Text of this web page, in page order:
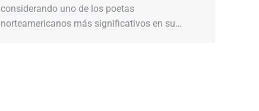
considerando uno de los poetas
norteamericanos más significativos en su…